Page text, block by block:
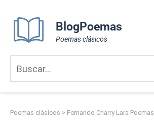
content
BlogPoemas
Poemas clásicos
Poemas clásicos > Fernando Charry Lara Poemas